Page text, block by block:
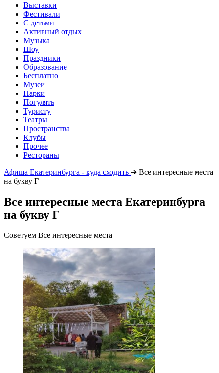
Выставки
Фестивали
С детьми
Активный отдых
Музыка
Шоу
Праздники
Образование
Бесплатно
Музеи
Парки
Погулять
Туристу
Театры
Пространства
Клубы
Прочее
Рестораны
Афиша Екатеринбурга - куда сходить ➔ Все интересные места
на букву Г
Все интересные места Екатеринбурга
на букву Г
Советуем Все интересные места